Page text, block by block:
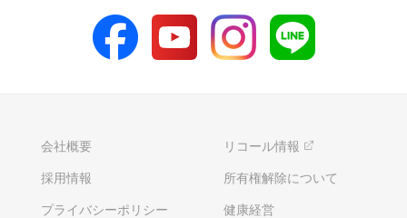
会社概要 リコール情報
採用情報 所有権解除について
プライバシーポリシー 健康経営